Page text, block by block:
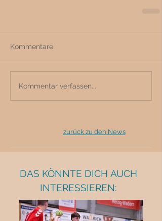
Kommentare
Kommentar verfassen...
zurück zu den News
DAS KÖNNTE DICH AUCH
INTERESSIEREN: